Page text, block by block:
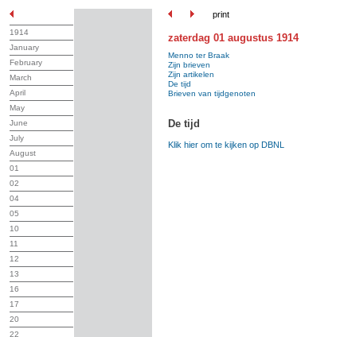
print
1914
January
February
March
April
May
June
July
August
01
02
04
05
10
11
12
13
16
17
20
22
zaterdag 01 augustus 1914
Menno ter Braak
Zijn brieven
Zijn artikelen
De tijd
Brieven van tijdgenoten
De tijd
Klik hier om te kijken op DBNL